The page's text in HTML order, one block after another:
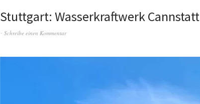
Stuttgart: Wasserkraftwerk Cannstatt
Schreibe einen Kommentar